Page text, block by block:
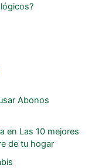
Abonos
en Las 10 mejores
de tu hogar